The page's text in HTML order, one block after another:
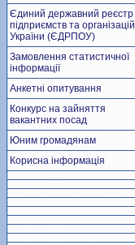
Єдиний державний реєстр
підприємств та організацій
України (ЄДРПОУ)
Замовлення статистичної
інформації
Анкетні опитування
Конкурс на зайняття
вакантних посад
Юним громадянам
Корисна інформація